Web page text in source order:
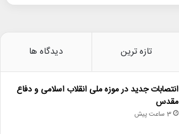
تازه ترین دیدگاه ها
انتصابات جدید در موزه ملی انقلاب اسلامی و دفاع
مقدس
3 ساعت پیش